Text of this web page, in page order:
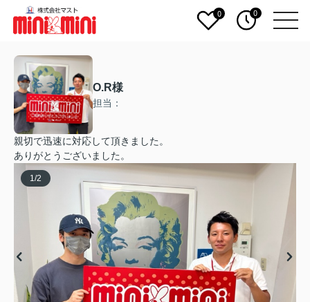
0 0
O.R様
担当：
親切で迅速に対応して頂きました。
ありがとうございました。
1 /2